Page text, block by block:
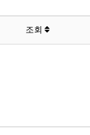
조회